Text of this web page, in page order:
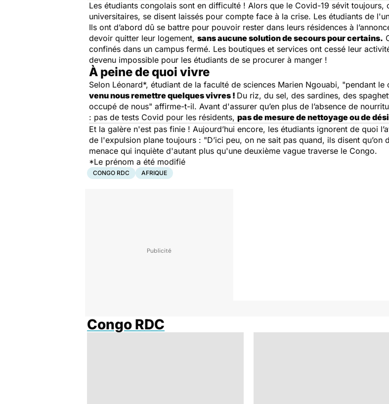
Les étudiants congolais sont en difficulté ! Alors que le Covid-19 sévit toujours,
universitaires, se disent laissés pour compte face à la crise. Les étudiants de
Ils ont d’abord dû se battre pour pouvoir rester dans leurs résidences à
devoir quitter leur logement, sans aucune solution de secours pour certains.
confinés dans un campus fermé. Les boutiques et services ont cessé leur
devenu impossible pour les étudiants de se procurer à manger !
À peine de quoi vivre
Selon Léonard*, étudiant de la faculté de sciences Marien Ngouabi, "pendant le
venu nous remettre quelques vivres ! Du riz, du sel, des sardines, des
occupé de nous" affirme-t-il. Avant d'assurer qu’en plus de l’absence de
: pas de tests Covid pour les résidents, pas de mesure de nettoyage ou de
Et la galère n'est pas finie ! Aujourd’hui encore, les étudiants ignorent de quoi
de l'expulsion plane toujours : "D’ici peu, on ne sait pas quand, ils disent qu’on
menace qui inquiète d'autant plus qu'une deuxième vague traverse le Congo.
*Le prénom a été modifié
CONGO RDC AFRIQUE
Congo RDC